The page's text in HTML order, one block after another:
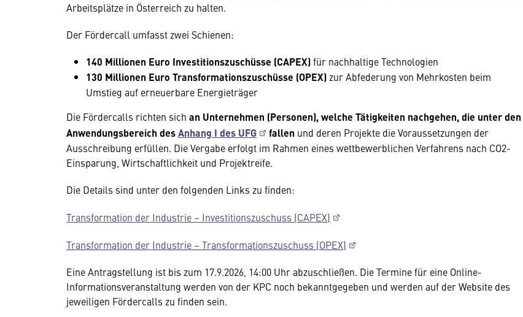
Arbeitsplätze in Österreich zu halten.
Der Fördercall umfasst zwei Schienen:
140 Millionen Euro Investitionszuschüsse (CAPEX)für nachhaltige Technologien
130 Millionen Euro Transformationszuschüsse (OPEX) zur Abfederung von Mehrkosten beim
Umstieg auf erneuerbare Energieträger
Die Fördercalls richten sich an Unternehmen (Personen), welche Tätigkeiten nachgehen, die unter den
Anwendungsbereich desAnhang I des UFG fallen und deren Projekte die Voraussetzungen der
Ausschreibung erfüllen. Die Vergabe erfolgt im Rahmen eines wettbewerblichen Verfahrens nach CO2-
Einsparung, Wirtschaftlichkeit und Projektreife.
Die Details sind unter den folgenden Links zu finden:
Transformation der Industrie – Investitionszuschuss (CAPEX)
Transformation der Industrie – Transformationszuschuss (OPEX)
Eine Antragstellung ist bis zum 17.9.2026, 14:00 Uhr abzuschließen. Die Termine für eine Online-
Informationsveranstaltung werden von der KPC noch bekanntgegeben und werden auf der Website des
jeweiligen Fördercalls zu finden sein.